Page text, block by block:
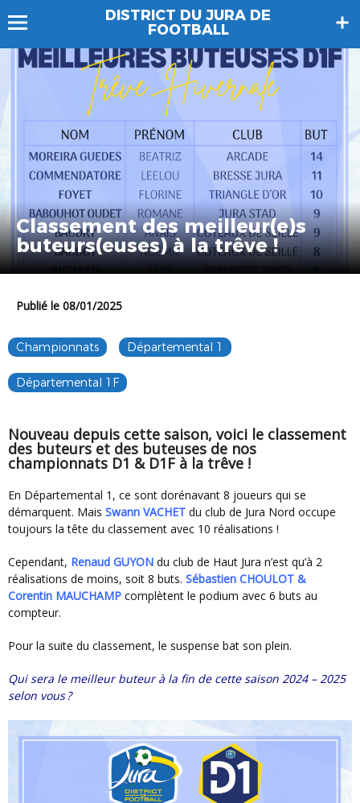
DISTRICT DU JURA DE
FOOTBALL
Classement des meilleur(e)s
buteurs(euses) à la trêve !
Publié le 08/01/2025
Championnats Départemental 1
Départemental 1F
Nouveau depuis cette saison, voici le classement
des buteurs et des buteuses de nos
championnats D1 & D1F à la trêve !
En Départemental 1, ce sont dorénavant 8 joueurs qui se
démarquent. Mais Swann VACHET du club de Jura Nord occupe
toujours la tête du classement avec 10 réalisations !
Cependant, Renaud GUYON du club de Haut Jura n’est qu’à 2
réalisations de moins, soit 8 buts. Sébastien CHOULOT &
Corentin MAUCHAMP complètent le podium avec 6 buts au
compteur.
Pour la suite du classement, le suspense bat son plein.
Qui sera le meilleur buteur à la fin de cette saison 2024 – 2025
selon vous ?